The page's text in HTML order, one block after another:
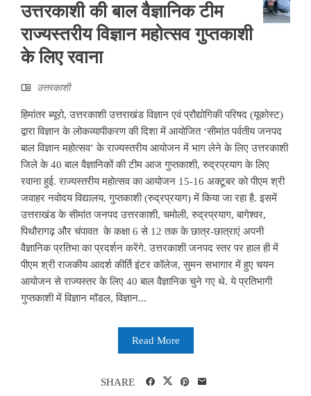
उत्तरकाशी की बाल वैज्ञानिक टीम
राज्यस्तरीय विज्ञान महोत्सव गुप्तकाशी
के लिए रवाना
उत्तरकाशी
हिमांतर ब्यूरो, उत्तरकाशी उत्तराखंड विज्ञान एवं प्रौद्योगिकी परिषद (यूकोस्ट)
द्वारा विज्ञान के लोकव्यापीकरण की दिशा में आयोजित ‘सीमांत पर्वतीय जनपद
बाल विज्ञान महोत्सव’ के राज्यस्तरीय आयोजन में भाग लेने के लिए उत्तरकाशी
जिले के 40 बाल वैज्ञानिकों की टीम आज गुप्तकाशी, रुद्रप्रयाग के लिए
रवाना हुई. राज्यस्तरीय महोत्सव का आयोजन 15-16 अक्टूबर को पीएम श्री
जवाहर नवोदय विद्यालय, गुप्तकाशी (रुद्रप्रयाग) में किया जा रहा है. इसमें
उत्तराखंड के सीमांत जनपद उत्तरकाशी, चमोली, रुद्रप्रयाग, बागेश्वर,
पिथौरागढ़ और चंपावत के कक्षा 6 से 12 तक के छात्र-छात्राएं अपनी
वैज्ञानिक प्रतिभा का प्रदर्शन करेंगे. उत्तरकाशी जनपद स्तर पर हाल ही में
पीएम श्री राजकीय आदर्श कीर्ति इंटर कॉलेज, सुमन सभागार में हुए चयन
आयोजन से राज्यस्तर के लिए 40 बाल वैज्ञानिक चुने गए थे. ये प्रतिभागी
गुप्तकाशी में विज्ञान मॉडल, विज्ञान...
Read More
SHARE